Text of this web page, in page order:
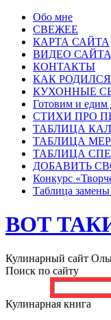
Обо мне
СВЕЖЕЕ
КАРТА САЙТА
ВИДЕО САЙТА
КОНТАКТЫ
КАК
КУХОННЫЕ
Готовим и едим
СТИХИ ПРО
ТАБЛИЦА
ТАБЛИЦА
ТАБЛИЦА
ДОБАВИТЬ
Конкурс
Таблица замены
ВОТ
Кулинарный сайт
Поиск по сайту
Кулинарная книга